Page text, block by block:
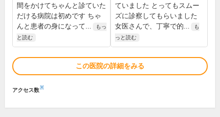
間をかけてちゃんと診ていた
だける病院は初めです ちゃ
んと患者の身になって...
もっ
と読む
ていました とってもスムー
ズに診察してもらいました
女医さんで、丁寧で的...
も
っと読む
この医院の詳細をみる
アクセス数※